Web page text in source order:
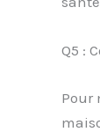
Q5 :
Pour